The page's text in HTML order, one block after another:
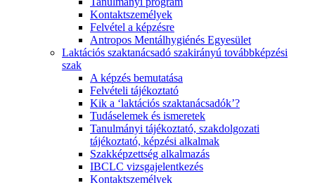
Kontaktszemélyek
Felvétel a képzésre
Antropos Mentálhygiénés Egyesület
Laktációs szaktanácsadó szakirányú továbbképzési
szak
A képzés bemutatása
Felvételi tájékoztató
Kik a ‘laktációs szaktanácsadók’?
Tudáselemek és ismeretek
Tanulmányi tájékoztató, szakdolgozati
tájékoztató, képzési alkalmak
Szakképzettség alkalmazás
IBCLC vizsgajelentkezés
Kontaktszemélyek